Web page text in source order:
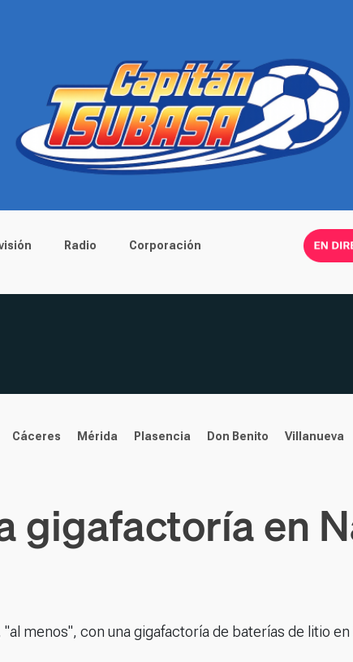
Radio Corporación
Cáceres Mérida Plasencia Don Benito Villanueva
gigafactoría en
menos", con una gigafactoría de baterías de litio en